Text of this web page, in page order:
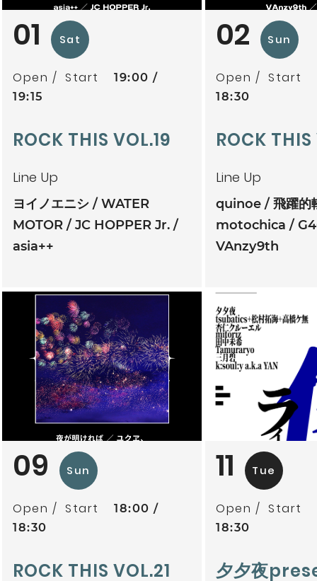
01 Sat
Open Start
19:00
19:15
ROCK THIS VOL.19
Line Up
ヨイノエニシ
WATER
MOTOR
JC HOPPER Jr.
asia++
02 Sun
Open Start
18:30
ROCK
Line Up
quinoe
飛躍的
motochica
VAnzy9th
09 Sun
Open Start
18:00
18:30
ROCK THIS VOL.21
11 Tue
Open Start
18:30
夕夕夜